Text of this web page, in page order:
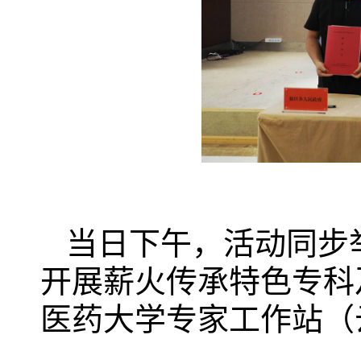
当日下午，活动同
开展薪火传承特色专
医药大学专家工作站